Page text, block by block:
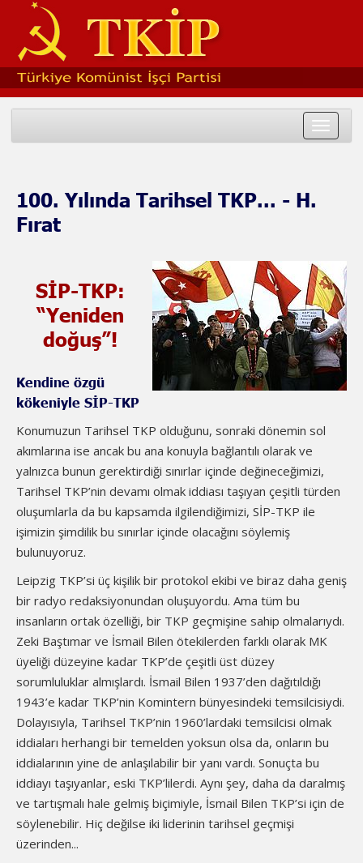
Toggle
100. Yılında Tarihsel TKP... - H.
Fırat
SİP-TKP:
“Yeniden
doğuş”!
Kendine özgü
kökeniyle SİP-TKP
Konumuzun Tarihsel TKP olduğunu, sonraki dönemin sol
akımlarına ise ancak bu ana konuyla bağlantılı olarak ve
yalnızca bunun gerektirdiği sınırlar içinde değineceğimizi,
Tarihsel TKP’nin devamı olmak iddiası taşıyan çeşitli türden
oluşumlarla da bu kapsamda ilgilendiğimizi, SİP-TKP ile
işimizin şimdilik bu sınırlar içinde olacağını söylemiş
bulunuyoruz.
Leipzig TKP’si üç kişilik bir protokol ekibi ve biraz daha geniş
bir radyo redaksiyonundan oluşuyordu. Ama tüm bu
insanların ortak özelliği, bir TKP geçmişine sahip olmalarıydı.
Zeki Baştımar ve İsmail Bilen ötekilerden farklı olarak MK
üyeliği düzeyine kadar TKP’de çeşitli üst düzey
sorumluluklar almışlardı. İsmail Bilen 1937’den dağıtıldığı
1943’e kadar TKP’nin Komintern bünyesindeki temsilcisiydi.
Dolayısıyla, Tarihsel TKP’nin 1960’lardaki temsilcisi olmak
iddiaları herhangi bir temelden yoksun olsa da, onların bu
iddialarının yine de anlaşılabilir bir yanı vardı. Sonuçta bu
iddiayı taşıyanlar, eski TKP’lilerdi. Aynı şey, daha da daralmış
ve tartışmalı hale gelmiş biçimiyle, İsmail Bilen TKP’si için de
söylenebilir. Hiç değilse iki liderinin tarihsel geçmişi
üzerinden...